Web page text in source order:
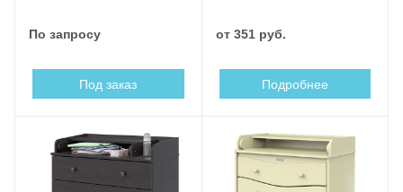
По запросу
Под заказ
от 351 руб.
Подробнее